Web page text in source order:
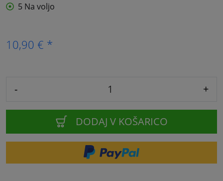
5 Na voljo
10,90 € *
- +
DODAJ V KOŠARICO